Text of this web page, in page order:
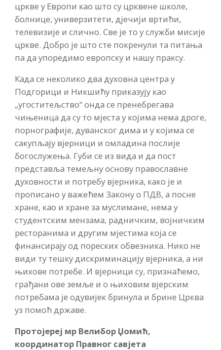
цркве у Европи као што су црквене школе,
болнице, универзитети, дјечији вртићи,
телевизије и слично. Све је то у служби мисије
цркве. Добро је што сте покренули та питања
па да упоредимо европску и нашу праксу.
Када се неколико два духовна центра у
Подгорици и Никшићу приказују као
„угоститељство“ онда се пренебрегава
чињеница да су то мјеста у којима нема дроге,
порнографије, дуванског дима и у којима се
сакупљају вјерници и омладина послије
богослужења. Губи се из вида и да пост
представља темељну основу православне
духовности и потребу вјерника, како је и
прописано у важећем Закону о ПДВ, а посне
хране, као и хране за муслимане, нема у
студентским мензама, радничким, војничким
ресторанима и другим мјестима која се
финансирају од пореских обвезника. Нико не
види ту тешку дискриминацију вјерника, а ни
њихове потребе. И вјерници су, признаћемо,
грађани ове земље и о њиховим вјерским
потребама је одувијек бринула и брине Црква
уз помоћ државе.
Протојереј мр Велибор Џомић,
координатор Правног савјета